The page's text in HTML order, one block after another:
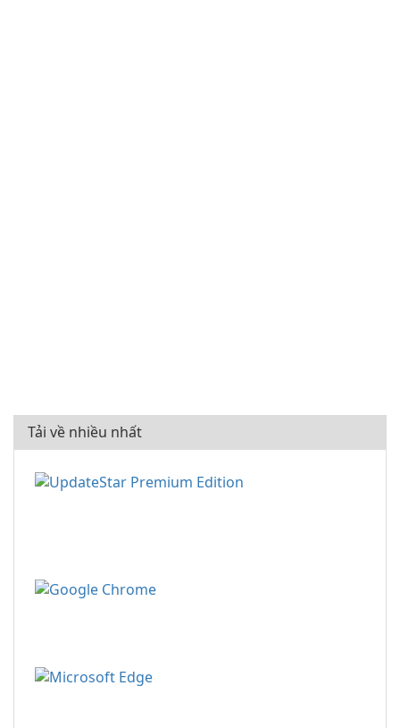
Tải về nhiều nhất